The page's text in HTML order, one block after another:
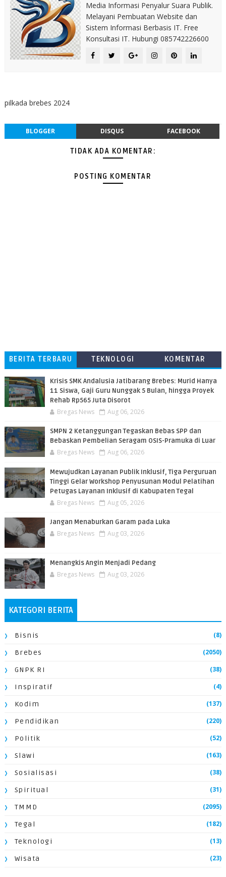
Media Informasi Penyalur Suara Publik.
Melayani Pembuatan Website dan
Sistem Informasi Berbasis IT. Free
Konsultasi IT. Hubungi 085742226600
pilkada brebes 2024
BLOGGER DISQUS FACEBOOK
TIDAK ADA KOMENTAR:
POSTING KOMENTAR
BERITA TERBARU TEKNOLOGI
KOMENTAR
Krisis SMK Andalusia Jatibarang Brebes: Murid Hanya
11 Siswa, Gaji Guru Nunggak 5 Bulan, hingga Proyek
Rehab Rp565 Juta Disorot
Bregas News Aug 06, 2026
SMPN 2 Ketanggungan Tegaskan Bebas SPP dan
Bebaskan Pembelian Seragam OSIS-Pramuka di Luar
Bregas News Aug 06, 2026
​Mewujudkan Layanan Publik Inklusif, Tiga Perguruan
Tinggi Gelar Workshop Penyusunan Modul Pelatihan
Petugas Layanan Inklusif di Kabupaten Tegal
Bregas News Aug 05, 2026
Jangan Menaburkan Garam pada Luka
Bregas News Aug 03, 2026
Menangkis Angin Menjadi Pedang
Bregas News Aug 03, 2026
KATEGORI BERITA
Bisnis (8)
Brebes (2050)
GNPK RI (38)
Inspiratif (4)
Kodim (137)
Pendidikan (220)
Politik (52)
Slawi (163)
Sosialisasi (38)
Spiritual (31)
TMMD (2095)
Tegal (182)
Teknologi (13)
Wisata (23)